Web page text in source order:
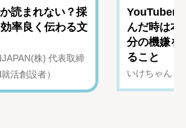
読まれない？採
率良く伝わる文
株) 代表取締
活創設者）
YouTuber
んだ時は
分の機嫌を
ること
いけちゃん（